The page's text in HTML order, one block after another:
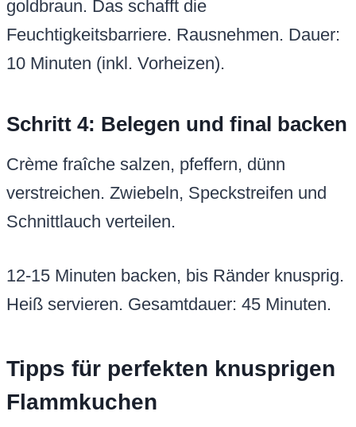
goldbraun. Das schafft die
Feuchtigkeitsbarriere. Rausnehmen. Dauer:
10 Minuten (inkl. Vorheizen).
Schritt 4: Belegen und final backen
Crème fraîche salzen, pfeffern, dünn
verstreichen. Zwiebeln, Speckstreifen und
Schnittlauch verteilen.
12-15 Minuten backen, bis Ränder knusprig.
Heiß servieren. Gesamtdauer: 45 Minuten.
Tipps für perfekten knusprigen
Flammkuchen